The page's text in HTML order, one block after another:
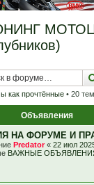
как прочтённые• 20
Объявления
НА ФОРУМЕ И
Predator« 22 июл
ВАЖНЫЕ